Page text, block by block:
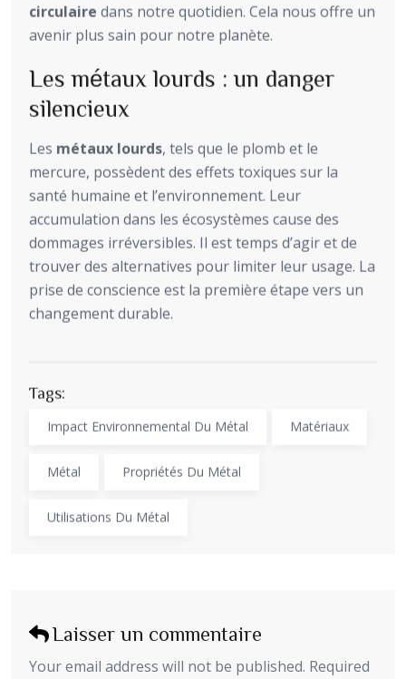
circulaire dans notre quotidien. Cela nous offre un
avenir plus sain pour notre planète.
Les métaux lourds : un danger
silencieux
Les métaux lourds, tels que le plomb et le
mercure, possèdent des effets toxiques sur la
santé humaine et l’environnement. Leur
accumulation dans les écosystèmes cause des
dommages irréversibles. Il est temps d’agir et de
trouver des alternatives pour limiter leur usage. La
prise de conscience est la première étape vers un
changement durable.
Tags:
Impact Environnemental Du Métal Matériaux
Métal Propriétés Du Métal
Utilisations Du Métal
Laisser un commentaire
Your email address will not be published. Required